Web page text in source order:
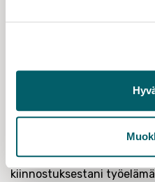
vuonna 2015.
Hieman onnekkaastikin
Startup-vuosien jälkeen
sitoo kuitenkin
teollisuuteen. Dekaani
kiinnostuksestani